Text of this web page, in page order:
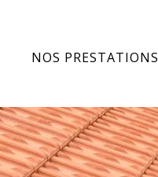
NOS PRESTATIONS